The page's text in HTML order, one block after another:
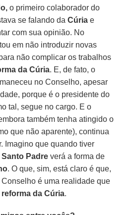
o primeiro colaborador do
se falando daCúria e
com sua opinião. No
em não introduzir novas
não complicar os trabalhos
da Cúria. E, de fato, o
no Conselho, apesar
porque é o presidente do
tal, segue no cargo. E o
também tenha atingido o
que não aparente), continua
Imagino que quando tiver
Santo Padre verá a forma de
. O que, sim, está claro é que,
é uma realidade que
reforma da Cúria.